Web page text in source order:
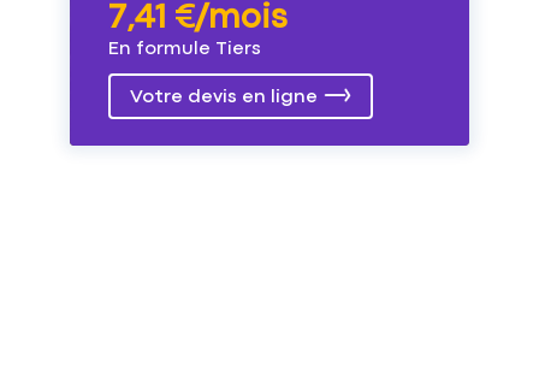
7,41 €/mois
En formule Tiers
Votre devis en ligne